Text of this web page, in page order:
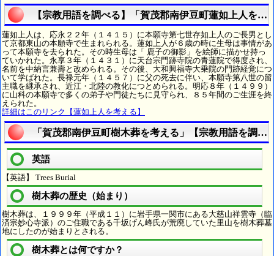
【宗教用語を調べる】「賀茂郡南伊豆町蓮如上人を考
蓮如上人は、応永２２年（１４１５）に本願寺第七世存如上人のご長男とし
て京都東山の本願寺で生まれられる。蓮如上人が６歳の時に生母は事情があ
って本願寺を去られた。その時生母は「 鹿子の御影」を絵師に描かせ持っ
ていかれた。永享３年（１４３１）に天台宗門跡寺院の青蓮院で得度され、
名前を中納言兼壽と改められる。その後、大和興福寺大乗院の門跡経覚につ
いて学ばれた。長禄元年（１４５７）に父の死去に伴い、本願寺第八世の留
主職を継承され、近江・北陸の教化につとめられる。明応８年（１４９９）
に山科の本願寺で多くの弟子や門徒たちに見守られ、８５年間のご生涯を終
えられた。
詳細はこのリンク【蓮如上人を考える】
「賀茂郡南伊豆町樹木葬を考える」【宗教用語を調べ
英語
【英語】 Trees Burial
樹木葬の歴史（始まり）
樹木葬は、１９９９年（平成１１）に岩手県一関市にある大慈山祥雲寺（臨
済宗妙心寺派）のご住職である千坂げん峰氏が荒廃していた里山を樹木葬墓
地にしたのが始まりとされる。
樹木葬とは何ですか？